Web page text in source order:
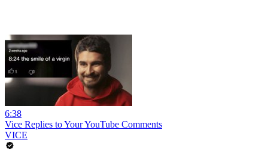
6:38
Vice Replies to Your YouTube Comments
VICE